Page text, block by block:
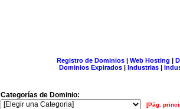
Registro de Dominios| Web Hosting |
Dominios Expirados | Industrias |
Categorías de Dominio:
[Pág.